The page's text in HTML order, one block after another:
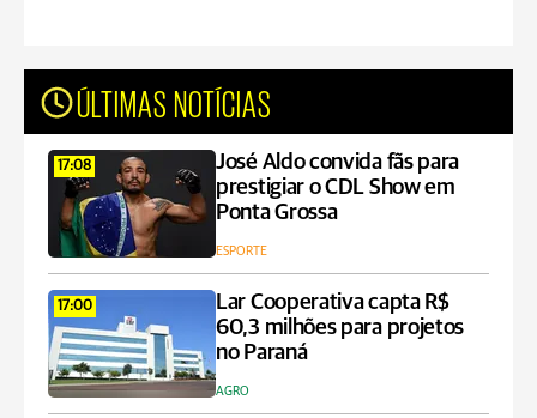
ÚLTIMAS NOTÍCIAS
17:08
José Aldo convida fãs para
prestigiar o CDL Show em
Ponta Grossa
ESPORTE
17:00
Lar Cooperativa capta R$
60,3 milhões para projetos
no Paraná
AGRO